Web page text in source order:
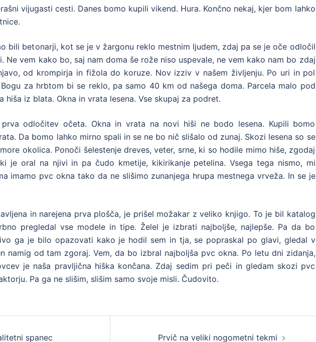
vijugasti cesti. Danes bomo kupili vikend. Hura. Končno nekaj, kjer bom lahko
bili betonarji, kot se je v žargonu reklo mestnim ljudem, zdaj pa se je oče odločil
Ne vem kako bo, saj nam doma še rože niso uspevale, ne vem kako nam bo zdaj
od krompirja in fižola do koruze. Nov izziv v našem življenju. Po uri in pol
za hrbtom bi se reklo, pa samo 40 km od našega doma. Parcela malo pod
hiša iz blata. Okna in vrata lesena. Vse skupaj za podret.
odločitev očeta. Okna in vrata na novi hiši ne bodo lesena. Kupili bomo
Da bomo lahko mirno spali in se ne bo nič slišalo od zunaj. Skozi lesena so se
okolica. Ponoči šelestenje dreves, veter, srne, ki so hodile mimo hiše, zgodaj
je oral na njivi in pa čudo kmetije, kikirikanje petelina. Vsega tega nismo, mi
imamo pvc okna tako da ne slišimo zunanjega hrupa mestnega vrveža. In se je
in narejena prva plošča, je prišel možakar z veliko knjigo. To je bil katalog
pregledal vse modele in tipe. Želel je izbrati najboljše, najlepše. Pa da bo
ga je bilo opazovati kako je hodil sem in tja, se popraskal po glavi, gledal v
namig od tam zgoraj. Vem, da bo izbral najboljša pvc okna. Po letu dni zidanja,
je naša pravljična hiška končana. Zdaj sedim pri peči in gledam skozi pvc
Pa ga ne slišim, slišim samo svoje misli. Čudovito.
spanec Prvič na veliki nogometni tekmi